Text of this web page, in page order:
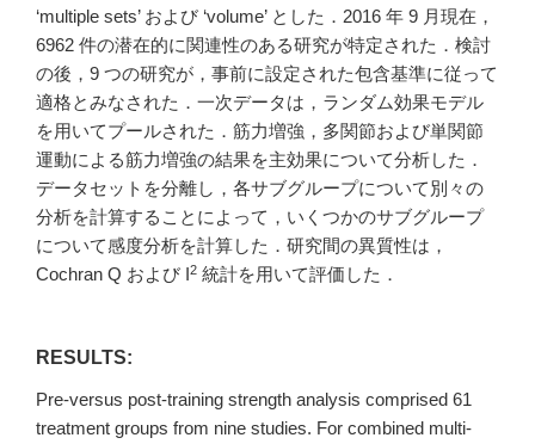
‘multiple sets’ および ‘volume’ とした．2016 年 9 月現在，
6962 件の潜在的に関連性のある研究が特定された．検討
の後，9 つの研究が，事前に設定された包含基準に従って
適格とみなされた．一次データは，ランダム効果モデル
を用いてプールされた．筋力増強，多関節および単関節
運動による筋力増強の結果を主効果について分析した．
データセットを分離し，各サブグループについて別々の
分析を計算することによって，いくつかのサブグループ
について感度分析を計算した．研究間の異質性は，
Cochran Q および I2 統計を用いて評価した．
RESULTS:
Pre-versus post-training strength analysis comprised 61
treatment groups from nine studies. For combined multi-